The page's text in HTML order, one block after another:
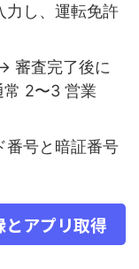
力し、運転免許
審査完了後に
常 2〜3 営業
番号と暗証番号
アプリ取得